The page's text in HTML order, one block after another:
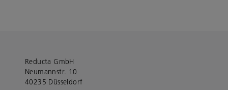
Reducta GmbH
Neumannstr. 10
40235 Düsseldorf